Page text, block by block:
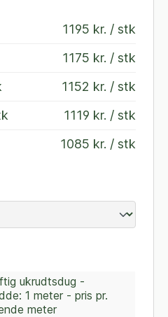
1195 kr. / stk
1175 kr. / stk
1152 kr. / stk
1119 kr. / stk
1085 kr. / stk
ukrudtsdug -
1 meter - pris pr.
meter